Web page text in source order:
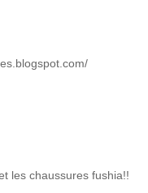
les chaussures fushia!!